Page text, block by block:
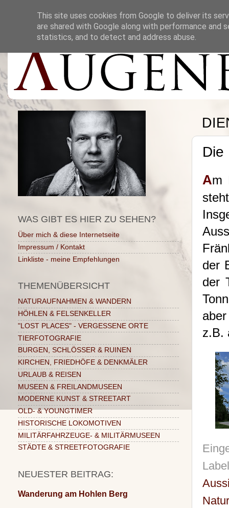
Die
Am
der
der
z.B.
Natur
WAS GIBT ES HIER ZU SEHEN?
Über mich & diese Internetseite
Impressum / Kontakt
Linkliste - meine Empfehlungen
THEMENÜBERSICHT
NATURAUFNAHMEN & WANDERN
HÖHLEN & FELSENKELLER
"LOST PLACES" - VERGESSENE ORTE
TIERFOTOGRAFIE
BURGEN, SCHLÖSSER & RUINEN
KIRCHEN, FRIEDHÖFE & DENKMÄLER
URLAUB & REISEN
MUSEEN & FREILANDMUSEEN
MODERNE KUNST & STREETART
OLD- & YOUNGTIMER
HISTORISCHE LOKOMOTIVEN
MILITÄRFAHRZEUGE- & MILITÄRMUSEEN
STÄDTE & STREETFOTOGRAFIE
NEUESTER BEITRAG:
Wanderung am Hohlen Berg
This site uses cookies from Google to deliver its
are shared with Google along with performance
statistics, and to detect and address abuse.